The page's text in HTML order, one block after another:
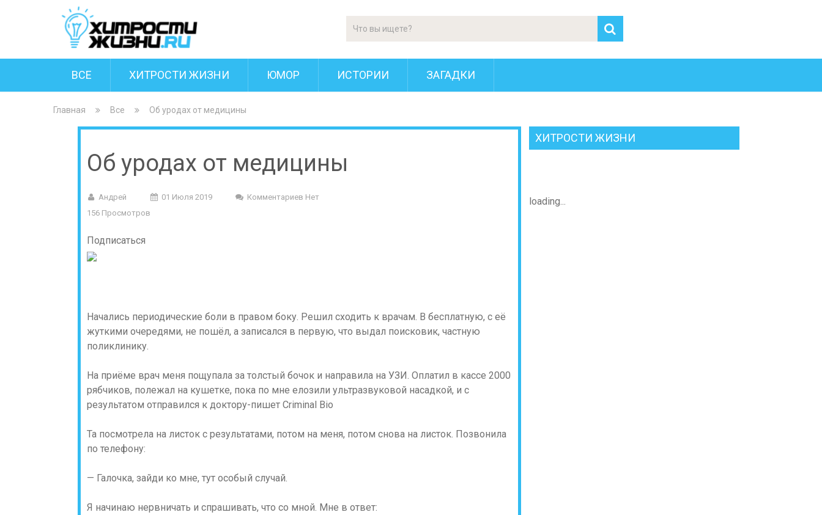
ВСЕ ХИТРОСТИ ЖИЗНИ ЮМОР ИСТОРИИ ЗАГАДКИ
Главная Все Об уродах от медицины
Об уродах от медицины
Андрей 01 Июля 2019
Комментариев Нет
156 Просмотров
Подписаться
Начались периодические боли в правом боку. Решил сходить к врачам. В бесплатную, с её
жуткими очередями, не пошёл, а записался в первую, что выдал поисковик, частную
поликлинику.
На приёме врач меня пощупала за толстый бочок и направила на УЗИ. Оплатил в кассе 2000
рябчиков, полежал на кушетке, пока по мне елозили ультразвуковой насадкой, и с
результатом отправился к доктору-пишет Criminal Bio
Та посмотрела на листок с результатами, потом на меня, потом снова на листок. Позвонила
по телефону:
— Галочка, зайди ко мне, тут особый случай.
Я начинаю нервничать и спрашивать, что со мной. Мне в ответ:
ХИТРОСТИ ЖИЗНИ
loading...